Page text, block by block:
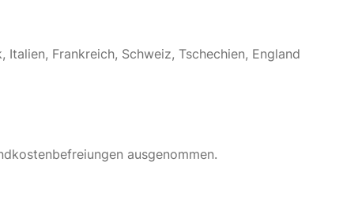
Frankreich, Schweiz, Tschechien, England
ausgenommen.